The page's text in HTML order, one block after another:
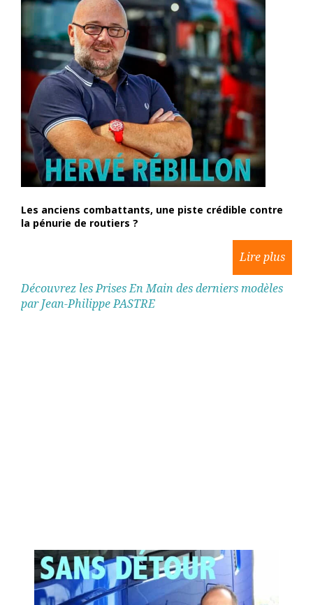
Les anciens combattants, une piste crédible contre
la pénurie de routiers ?
Découvrez les Prises En Main des derniers modèles
par Jean-Philippe PASTRE